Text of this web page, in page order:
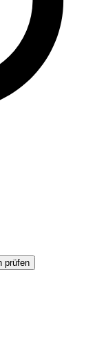
prüfen